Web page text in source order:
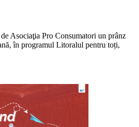
Asociaţia Pro Consumatori un prânz
în programul Litoralul pentru toți,